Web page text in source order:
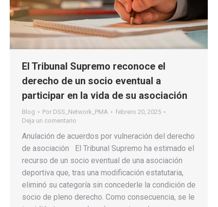
El Tribunal Supremo reconoce el
derecho de un socio eventual a
participar en la vida de su asociación
Blog Por DSS_Network_PMA
febrero 20, 2025
Deja un comentario
Anulación de acuerdos por vulneración del derecho
de asociación El Tribunal Supremo ha estimado el
recurso de un socio eventual de una asociación
deportiva que, tras una modificación estatutaria,
eliminó su categoría sin concederle la condición de
socio de pleno derecho. Como consecuencia, se le